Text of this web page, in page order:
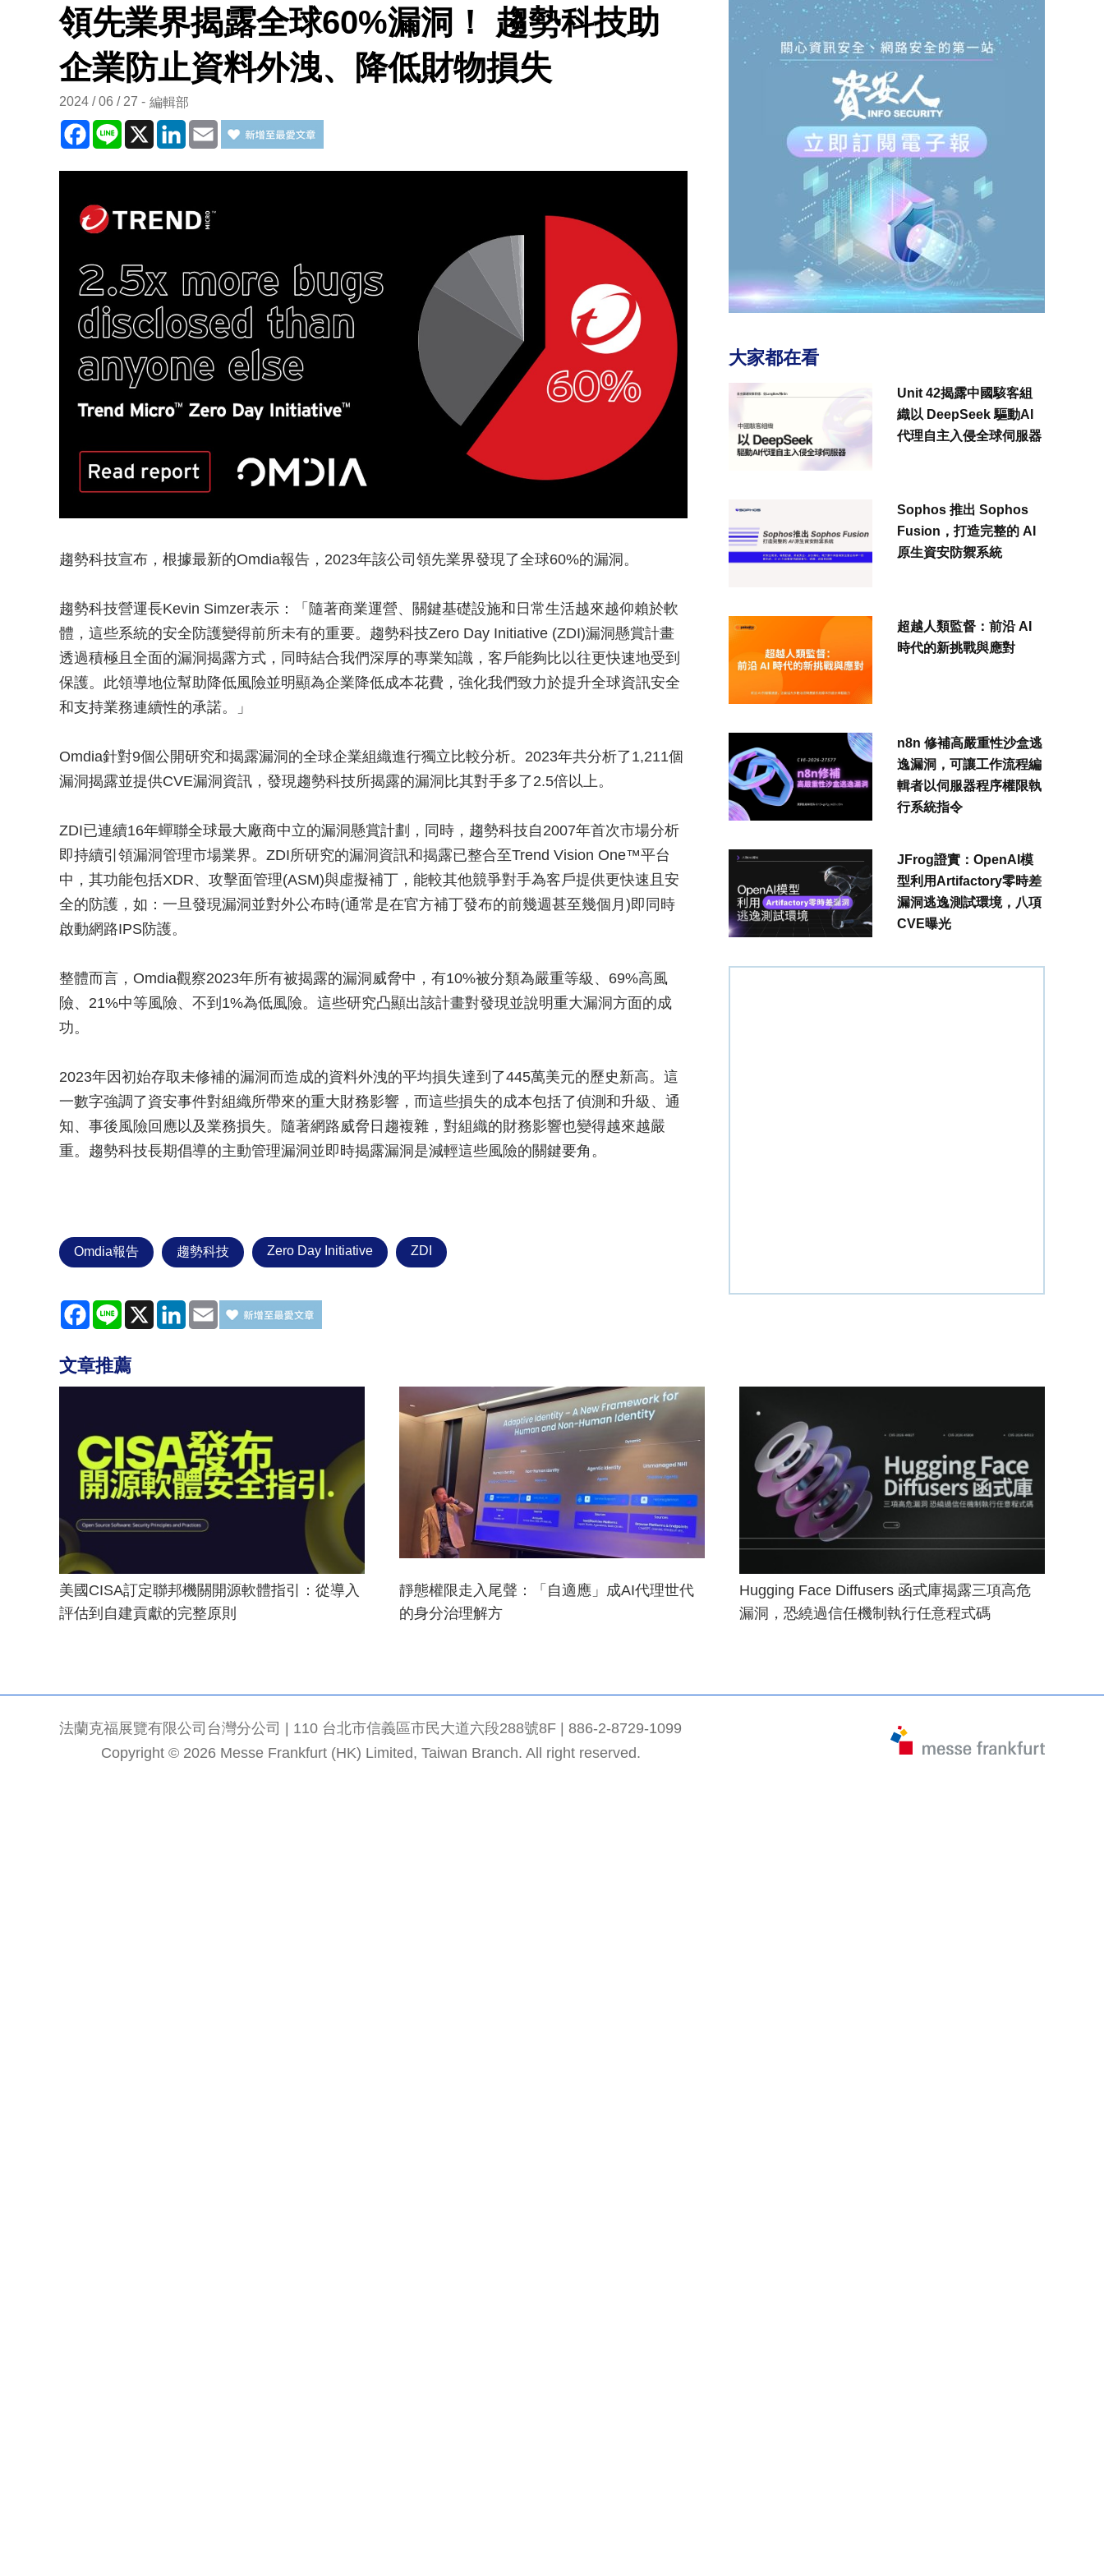
領先業界揭露全球60%漏洞！ 趨勢科技助
企業防止資料外洩、降低財物損失
2024 / 06 / 27 編輯部
Facebook
Line X LinkedInEmail
趨勢科技宣布，根據最新的Omdia報告，2023年該公司領先業界發現了全球60%的漏洞。
趨勢科技營運長Kevin Simzer表示：「隨著商業運營、關鍵基礎設施和日常生活越來越仰賴於軟
體，這些系統的安全防護變得前所未有的重要。趨勢科技Zero Day Initiative (ZDI)漏洞懸賞計畫
透過積極且全面的漏洞揭露方式，同時結合我們深厚的專業知識，客戶能夠比以往更快速地受到
保護。此領導地位幫助降低風險並明顯為企業降低成本花費，強化我們致力於提升全球資訊安全
和支持業務連續性的承諾。」
Omdia針對9個公開研究和揭露漏洞的全球企業組織進行獨立比較分析。2023年共分析了1,211個
漏洞揭露並提供CVE漏洞資訊，發現趨勢科技所揭露的漏洞比其對手多了2.5倍以上。
ZDI已連續16年蟬聯全球最大廠商中立的漏洞懸賞計劃，同時，趨勢科技自2007年首次市場分析
即持續引領漏洞管理市場業界。ZDI所研究的漏洞資訊和揭露已整合至Trend Vision One™平台
中，其功能包括XDR、攻擊面管理(ASM)與虛擬補丁，能較其他競爭對手為客戶提供更快速且安
全的防護，如：一旦發現漏洞並對外公布時(通常是在官方補丁發布的前幾週甚至幾個月)即同時
啟動網路IPS防護。
整體而言，Omdia觀察2023年所有被揭露的漏洞威脅中，有10%被分類為嚴重等級、69%高風
險、21%中等風險、不到1%為低風險。這些研究凸顯出該計畫對發現並說明重大漏洞方面的成
功。
2023年因初始存取未修補的漏洞而造成的資料外洩的平均損失達到了445萬美元的歷史新高。這
一數字強調了資安事件對組織所帶來的重大財務影響，而這些損失的成本包括了偵測和升級、通
知、事後風險回應以及業務損失。隨著網路威脅日趨複雜，對組織的財務影響也變得越來越嚴
重。趨勢科技長期倡導的主動管理漏洞並即時揭露漏洞是減輕這些風險的關鍵要角。
Omdia報告 趨勢科技 Zero Day Initiative ZDI
Facebook
Line X LinkedInEmail
大家都在看
Unit 42揭露中國駭客組
織以 DeepSeek 驅動AI
代理自主入侵全球伺服器
Sophos 推出 Sophos
Fusion，打造完整的 AI
原生資安防禦系統
超越人類監督：前沿 AI
時代的新挑戰與應對
n8n 修補高嚴重性沙盒逃
逸漏洞，可讓工作流程編
輯者以伺服器程序權限執
行系統指令
JFrog證實：OpenAI模
型利用Artifactory零時差
漏洞逃逸測試環境，八項
CVE曝光
文章推薦
美國CISA訂定聯邦機關開源軟體指引：從導入
評估到自建貢獻的完整原則
靜態權限走入尾聲：「自適應」成AI代理世代
的身分治理解方
Hugging Face Diffusers 函式庫揭露三項高危
漏洞，恐繞過信任機制執行任意程式碼
法蘭克福展覽有限公司台灣分公司 | 110 台北市信義區市民大道六段288號8F | 886-2-8729-1099
Copyright © 2026 Messe Frankfurt (HK) Limited, Taiwan Branch. All right reserved.